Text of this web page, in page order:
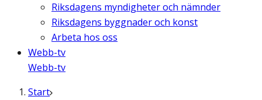
Riksdagens myndigheter och nämnder
Riksdagens byggnader och konst
Arbeta hos oss
Webb-tv
Webb-tv
Start